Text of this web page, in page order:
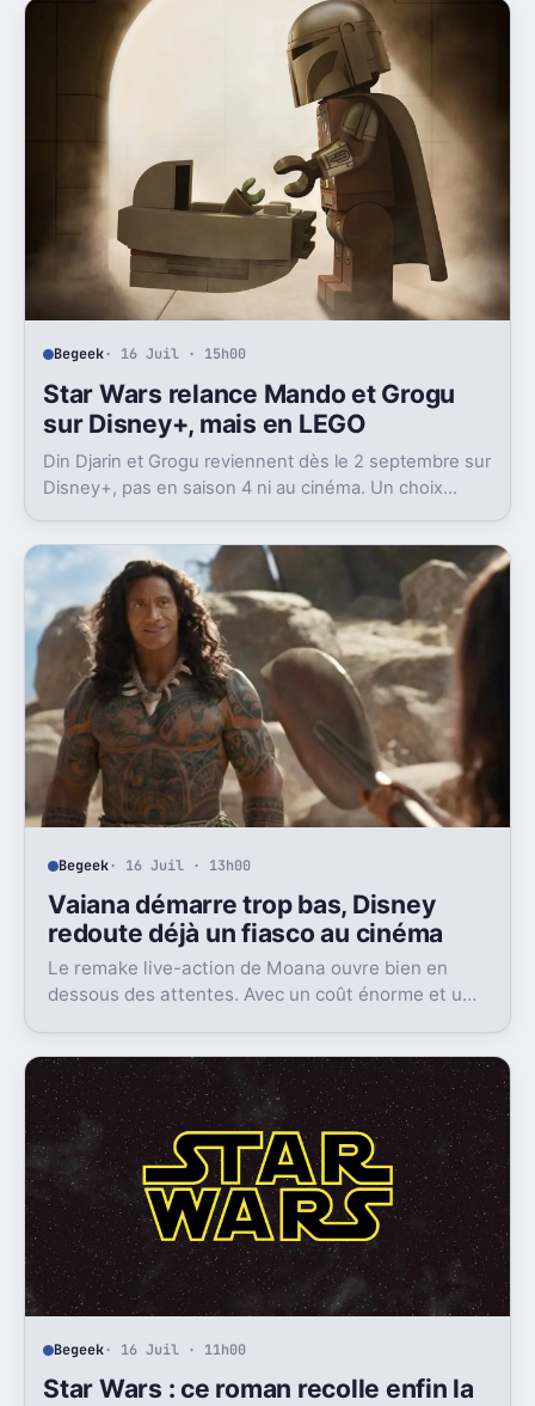
Begeek· 16 Juil · 15h00
Star Wars relance Mando et Grogu
sur Disney+, mais en LEGO
Din Djarin et Grogu reviennent dès le 2 septembre sur
Disney+, pas en saison 4 ni au cinéma. Un choix
Begeek· 16 Juil · 13h00
Vaiana démarre trop bas, Disney
redoute déjà un fiasco au cinéma
Le remake live-action de Moana ouvre bien en
dessous des attentes. Avec un coût énorme et une
Begeek· 16 Juil · 11h00
Star Wars : ce roman recolle enfin la